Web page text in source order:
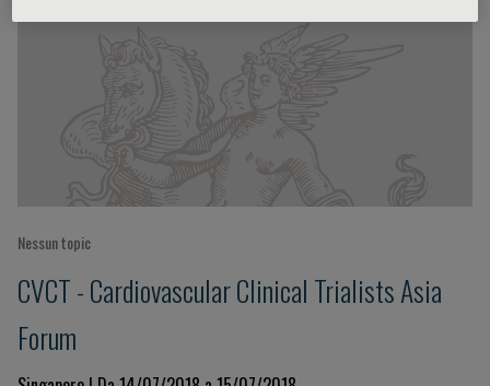
Nessun topic
CVCT - Cardiovascular Clinical Trialists Asia
Forum